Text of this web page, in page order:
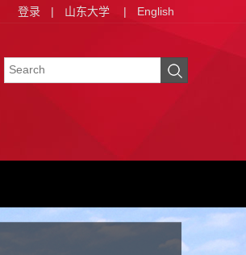
登录 | 山东大学 | English